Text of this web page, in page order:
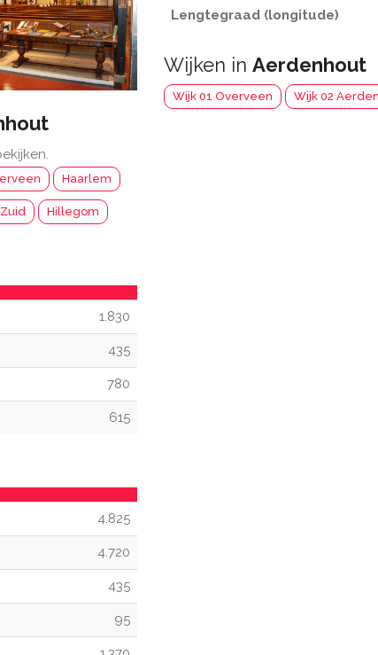
Haarlem
Hillegom
1.830
435
780
615
4.825
4.720
435
95
Lengtegraad (longitude)
Wijken in Aerdenhout
Wijk 01 Overveen Wijk 02